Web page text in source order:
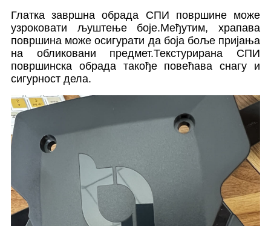
Глатка завршна обрада СПИ површине може
узроковати љуштење боје.Међутим, храпава
површина може осигурати да боја боље пријања
на обликовани предмет.Текстурирана СПИ
површинска обрада такође повећава снагу и
сигурност дела.